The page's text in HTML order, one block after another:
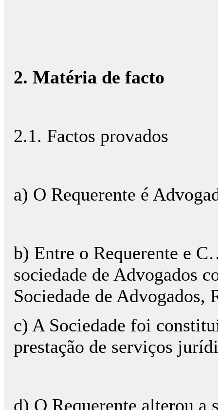
2. Matéria de facto
2.1. Factos provados
a) O Requerente é
b) Entre o Requerente e
sociedade de Advogados
Sociedade de Advogados,
c) A Sociedade foi
prestação de serviços
d) O Requerente alterou a